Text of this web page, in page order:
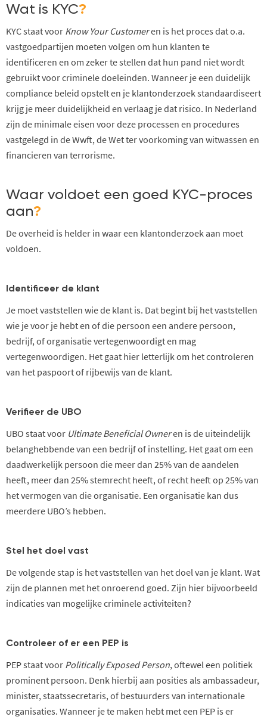
Wat is KYC?
KYC staat voor Know Your Customeren is het proces dat o.a.
vastgoedpartijen moeten volgen om hun klanten te
identificeren en om zeker te stellen dat hun pand niet wordt
gebruikt voor criminele doeleinden. Wanneer je een duidelijk
compliance beleid opstelt en je klantonderzoek standaardiseert
krijg je meer duidelijkheid en verlaag je dat risico. In Nederland
zijn de minimale eisen voor deze processen en procedures
vastgelegd in de Wwft, de Wet ter voorkoming van witwassen en
financieren van terrorisme.
Waar voldoet een goed KYC-proces
aan?
De overheid is helder in waar een klantonderzoek aan moet
voldoen.
Identificeer de klant
Je moet vaststellen wie de klant is. Dat begint bij het vaststellen
wie je voor je hebt en of die persoon een andere persoon,
bedrijf, of organisatie vertegenwoordigt en mag
vertegenwoordigen. Het gaat hier letterlijk om het controleren
van het paspoort of rijbewijs van de klant.
Verifieer de UBO
UBO staat voor Ultimate Beneficial Owneren is de uiteindelijk
belanghebbende van een bedrijf of instelling. Het gaat om een
daadwerkelijk persoon die meer dan 25% van de aandelen
heeft, meer dan 25% stemrecht heeft, of recht heeft op 25% van
het vermogen van die organisatie. Een organisatie kan dus
meerdere UBO’s hebben.
Stel het doel vast
De volgende stap is het vaststellen van het doel van je klant. Wat
zijn de plannen met het onroerend goed. Zijn hier bijvoorbeeld
indicaties van mogelijke criminele activiteiten?
Controleer of er een PEP is
PEP staat voor Politically Exposed Person, oftewel een politiek
prominent persoon. Denk hierbij aan posities als ambassadeur,
minister, staatssecretaris, of bestuurders van internationale
organisaties. Wanneer je te maken hebt met een PEP is er